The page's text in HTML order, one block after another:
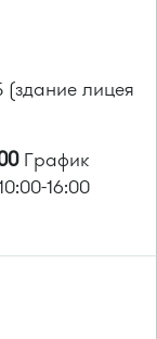
лицея
График
16:00